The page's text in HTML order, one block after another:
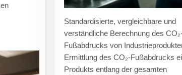
Gezielte Förderprogramme als
Innovationen Eine aktuelle